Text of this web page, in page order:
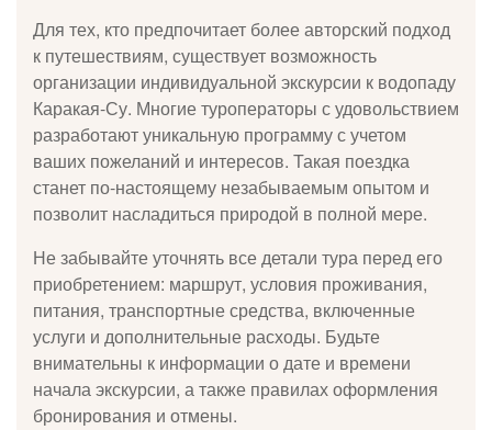
Для тех, кто предпочитает более авторский подход
к путешествиям, существует возможность
организации индивидуальной экскурсии к водопаду
Каракая-Су. Многие туроператоры с удовольствием
разработают уникальную программу с учетом
ваших пожеланий и интересов. Такая поездка
станет по-настоящему незабываемым опытом и
позволит насладиться природой в полной мере.
Не забывайте уточнять все детали тура перед его
приобретением: маршрут, условия проживания,
питания, транспортные средства, включенные
услуги и дополнительные расходы. Будьте
внимательны к информации о дате и времени
начала экскурсии, а также правилах оформления
бронирования и отмены.